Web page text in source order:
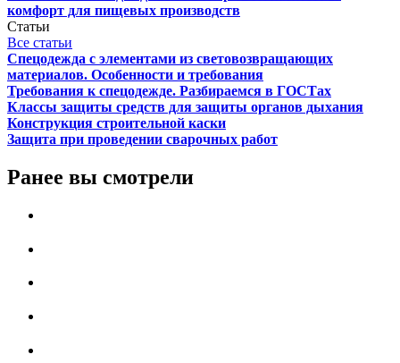
комфорт для пищевых производств
Статьи
Все статьи
Спецодежда с элементами из световозвращающих
материалов. Особенности и требования
Требования к спецодежде. Разбираемся в ГОСТах
Классы защиты средств для защиты органов дыхания
Конструкция строительной каски
Защита при проведении сварочных работ
Ранее вы смотрели